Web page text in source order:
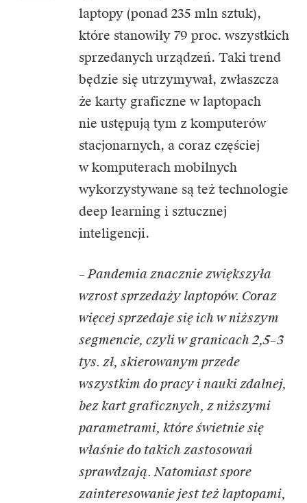
laptopy (ponad 235 mln sztuk),
które stanowiły 79 proc. wszystkich
sprzedanych urządzeń. Taki trend
będzie się utrzymywał, zwłaszcza
że karty graficzne w laptopach
nie ustępują tym z komputerów
stacjonarnych, a coraz częściej
w komputerach mobilnych
wykorzystywane są też technologie
deep learning i sztucznej
inteligencji.
– Pandemia znacznie zwiększyła
wzrost sprzedaży laptopów. Coraz
więcej sprzedaje się ich w niższym
segmencie, czyli w granicach 2,5–3
tys. zł, skierowanym przede
wszystkim do pracy i nauki zdalnej,
bez kart graficznych, z niższymi
parametrami, które świetnie się
właśnie do takich zastosowań
sprawdzają. Natomiast spore
zainteresowanie jest też laptopami,